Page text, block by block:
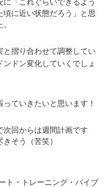
頃に近い状態だろう」と思
と摺り合わせて調整してい
ンドン変化していくでしょ
っていきたいと思います！
次回からは週間計画です
そう（苦笑）
ト・トレーニング・バイブ